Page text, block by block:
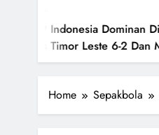
Dominan Di Piala AFF U-19
6-2 Dan Melaju Ke
Home Sepakbola